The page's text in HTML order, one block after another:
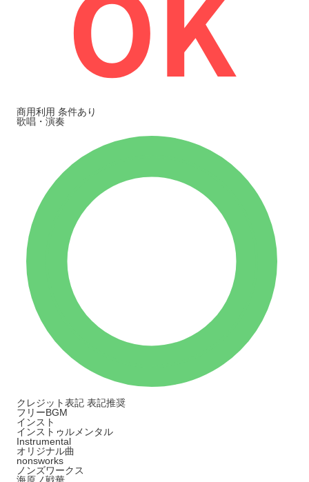
商用利用 条件あり
歌唱・演奏
クレジット表記 表記推奨
フリーBGM
インスト
インストゥルメンタル
Instrumental
オリジナル曲
nonsworks
ノンズワークス